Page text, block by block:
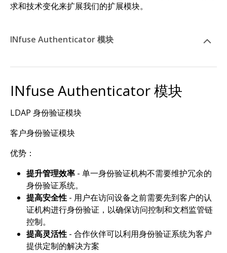
求和技术变化来扩展我们的扩展模块。
INfuse Authenticator 模块
INfuse Authenticator 模块
LDAP 身份验证模块
客户身份验证模块
优势：
提升管理效率 - 单一身份验证机构不需要维护冗余的
身份验证系统。
提高安全性 - 用户在访问设备之前需要先到客户的认
证机构进行身份验证，以确保访问控制和文档监管链
控制。
提高灵活性 - 合作伙伴可以利用身份验证系统为客户
提供定制的解决方案